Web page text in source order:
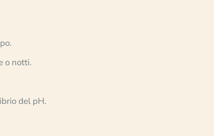
o notti.
del pH.